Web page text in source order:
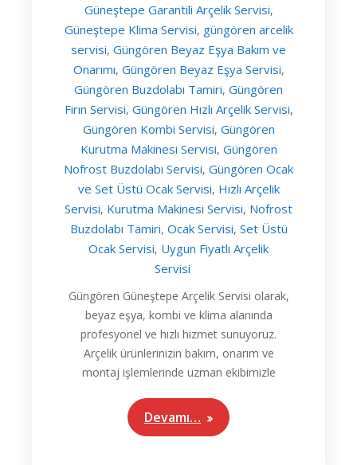
Güneştepe Garantili Arçelik Servisi,
Güneştepe Klima Servisi, güngören arcelik
servisi, Güngören Beyaz Eşya Bakım ve
Onarımı, Güngören Beyaz Eşya Servisi,
Güngören Buzdolabı Tamiri, Güngören
Fırın Servisi, Güngören Hızlı Arçelik Servisi,
Güngören Kombi Servisi, Güngören
Kurutma Makinesi Servisi, Güngören
Nofrost Buzdolabı Servisi, Güngören Ocak
ve Set Üstü Ocak Servisi, Hızlı Arçelik
Servisi, Kurutma Makinesi Servisi, Nofrost
Buzdolabı Tamiri, Ocak Servisi, Set Üstü
Ocak Servisi, Uygun Fiyatlı Arçelik
Servisi
Güngören Güneştepe Arçelik Servisi olarak,
beyaz eşya, kombi ve klima alanında
profesyonel ve hızlı hizmet sunuyoruz.
Arçelik ürünlerinizin bakım, onarım ve
montaj işlemlerinde uzman ekibimizle
Devamı…